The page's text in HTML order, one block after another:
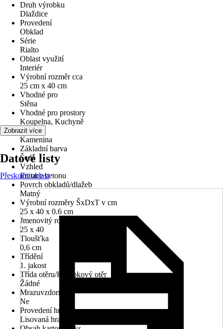
Druh výrobku
Dlaždice
Provedení
Obklad
Série
Rialto
Oblast využití
Interiér
Výrobní rozměr cca
25 cm x 40 cm
Vhodné pro
Stěna
Vhodné pro prostory
Koupelna, Kuchyně
Materiál
Kamenina
Základní barva
Šedá
Vzhled
Imitace betonu
Povrch obkladů/dlažeb
Matný
Výrobní rozměry ŠxDxT v cm
25 x 40 x 0.6 cm
Jmenovitý rozměr v cm
25 x 40
Tloušťka
0,6 cm
Třídění
1. jakost
Třída otěru/Hloubkový otěr
Žádné
Mrazuvzdorné
Ne
Provedení hran
Lisovaná hrana
Zobrazit více
Datové listy
Přeskočit oblast